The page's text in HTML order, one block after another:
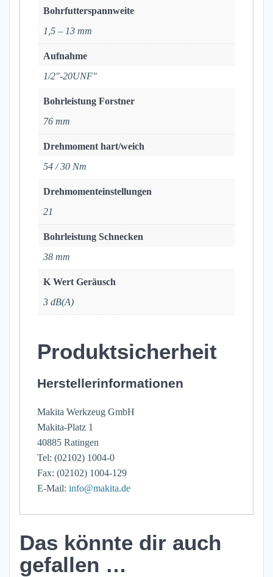
Bohrfutterspannweite
1,5 – 13 mm
Aufnahme
1/2"-20UNF"
Bohrleistung Forstner
76 mm
Drehmoment hart/weich
54 / 30 Nm
Drehmomenteinstellungen
21
Bohrleistung Schnecken
38 mm
K Wert Geräusch
3 dB(A)
Produktsicherheit
Herstellerinformationen
Makita Werkzeug GmbH
Makita-Platz 1
40885 Ratingen
Tel: (02102) 1004-0
Fax: (02102) 1004-129
E-Mail: info@makita.de
Das könnte dir auch
gefallen …